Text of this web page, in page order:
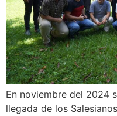
En noviembre del 2024
llegada de los